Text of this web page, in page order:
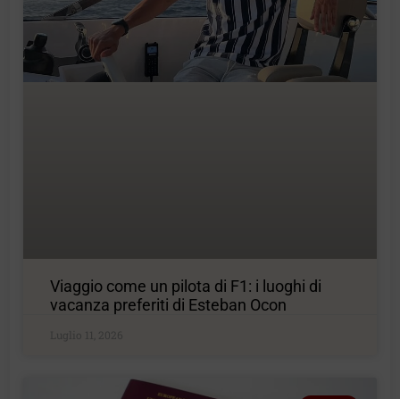
Viaggio come un pilota di F1: i luoghi di
vacanza preferiti di Esteban Ocon
Luglio 11, 2026